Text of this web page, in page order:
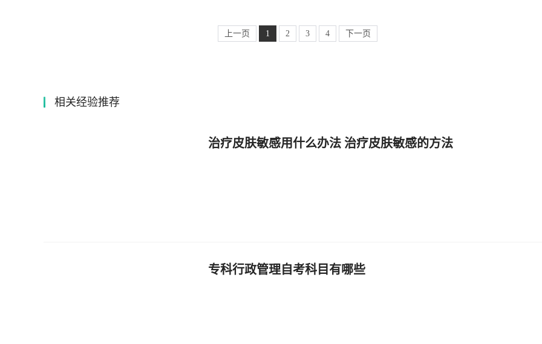
上一页 1 2 3 4 下一页
相关经验推荐
治疗皮肤敏感用什么办法 治疗皮肤敏感的方法
专科行政管理自考科目有哪些